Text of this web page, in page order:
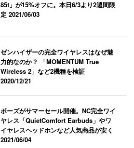
85t」が15%オフに。本日6/3より2週間限
定2021/06/03
ゼンハイザーの完全ワイヤレスはなぜ魅
力的なのか？ 「MOMENTUM True
Wireless 2」など2機種を検証
2020/12/21
ボーズがサマーセール開催。NC完全ワイ
ヤレス「QuietComfort Earbuds」やワ
イヤレスヘッドホンなど人気商品が安く
2021/06/04